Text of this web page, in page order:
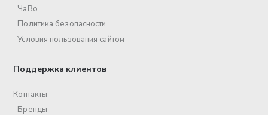
ЧаВо
Политика безопасности
Условия пользования сайтом
Поддержка клиентов
Контакты
Бренды